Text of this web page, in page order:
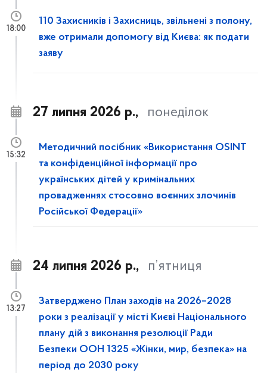
110 Захисників і Захисниць, звільнені з полону,
вже отримали допомогу від Києва: як подати
заяву
18:00
27 липня 2026 р., понеділок
Методичний посібник «Використання OSINT
та конфіденційної інформації про
українських дітей у кримінальних
провадженнях стосовно воєнних злочинів
Російської Федерації»
15:32
24 липня 2026 р., п’ятниця
Затверджено План заходів на 2026–2028
роки з реалізації у місті Києві Національного
плану дій з виконання резолюції Ради
Безпеки ООН 1325 «Жінки, мир, безпека» на
період до 2030 року
13:27